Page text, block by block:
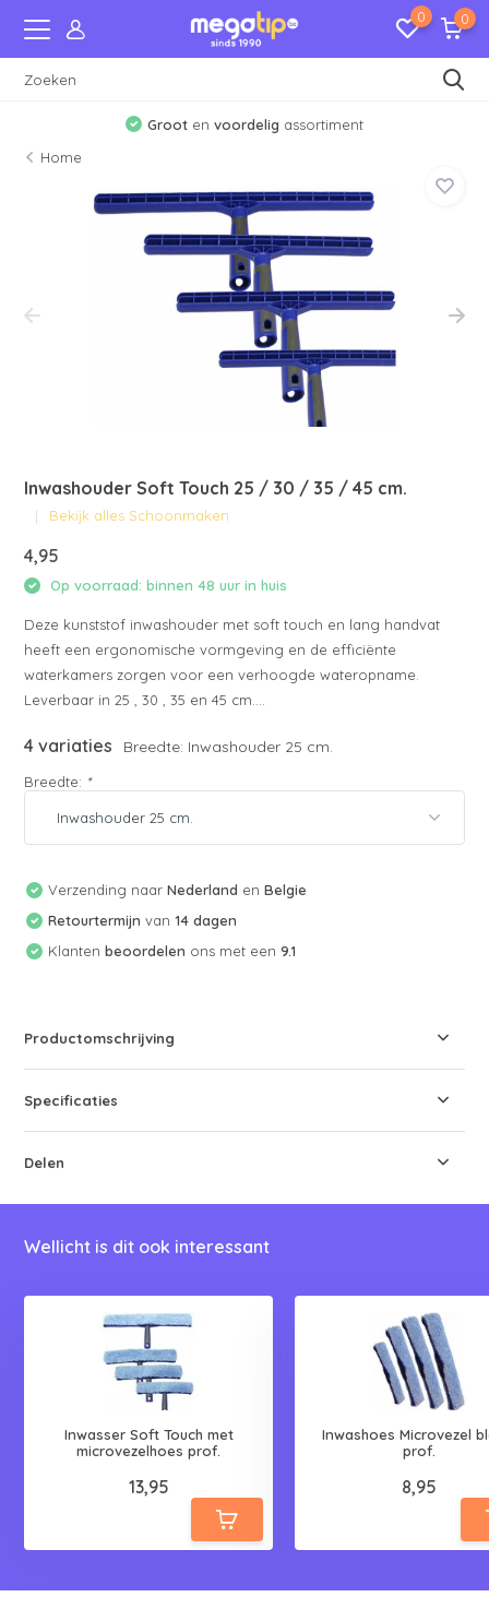
0 0
Groot envoordelig assortiment
Home
Inwashouder Soft Touch 25 / 30 / 35 / 45 cm.
Bekijk alles Schoonmaken
4,95
Op voorraad: binnen 48 uur in huis
Deze kunststof inwashouder met soft touch en lang handvat
heeft een ergonomische vormgeving en de efficiënte
waterkamers zorgen voor een verhoogde wateropname.
Leverbaar in 25 , 30 , 35 en 45 cm....
4 variaties Breedte: Inwashouder 25 cm.
Breedte: *
Verzending naarNederland enBelgie
Retourtermijn van 14 dagen
Klantenbeoordelen ons met een9.1
Productomschrijving
Specificaties
Delen
Wellicht is dit ook interessant
Inwasser Soft Touch met
microvezelhoes prof.
13,95
Inwashoes Microvezel
prof.
8,95